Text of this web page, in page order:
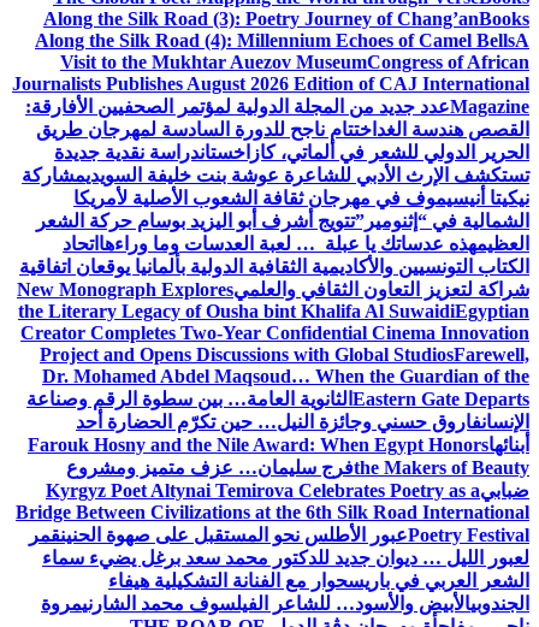
Along the Silk Road (3): Poetry Journey of Chang’anBooks
Along the Silk Road (4): Millennium Echoes of Camel BellsA
Visit to the Mukhtar Auezov MuseumCongress of African
Journalists Publishes August 2026 Edition of CAJ International
Magazineعدد جديد من المجلة الدولية لمؤتمر الصحفيين الأفارقة:
القصص هندسة الغد اختتام ناجح للدورة السادسة لمهرجان طريق
الحرير الدولي للشعر في ألماتي، كازاخستاندراسة نقدية جديدة
تستكشف الإرث الأدبي للشاعرة عوشة بنت خليفة السويديمشاركة
نيكيتا أنيسيموف في مهرجان ثقافة الشعوب الأصلية لأمريكا
الشمالية في “إثنومير”تتويج أشرف أبو اليزيد بوسام حركة الشعر
العظيمهذه عدساتك يا عبلة … لعبة العدسات وما وراءها اتحاد
الكتاب التونسيين والأكاديمية الثقافية الدولية بألمانيا يوقعان اتفاقية
شراكة لتعزيز التعاون الثقافي والعلميNew Monograph Explores
the Literary Legacy of Ousha bint Khalifa Al SuwaidiEgyptian
Creator Completes Two-Year Confidential Cinema Innovation
Project and Opens Discussions with Global StudiosFarewell,
Dr. Mohamed Abdel Maqsoud… When the Guardian of the
Eastern Gate Departs الثانوية العامة… بين سطوة الرقم وصناعة
الإنسانفاروق حسني وجائزة النيل… حين تكرّم الحضارة أحد
أبنائهاFarouk Hosny and the Nile Award: When Egypt Honors
the Makers of Beautyفرج سليمان… عزف متميز ومشروع
ضبابيKyrgyz Poet Altynai Temirova Celebrates Poetry as a
Bridge Between Civilizations at the 6th Silk Road International
Poetry Festivalعبور الأطلس نحو المستقبل على صهوة الحنينقمر
لعبور الليل … ديوان جديد للدكتور محمد سعد برغل يضيء سماء
الشعر العربي في باريسحوار مع الفنانة التشكيلية هيفاء
الجندوبيالأبيض والأسود… للشاعر الفيلسوف محمد الشارنيمروة